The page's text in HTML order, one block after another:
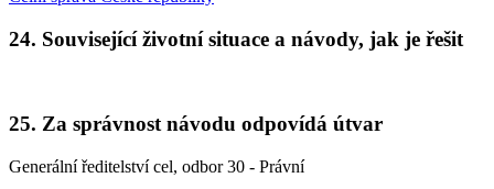
24. Související životní situace a návody, jak je řešit
25. Za správnost návodu odpovídá útvar
Generální ředitelství cel, odbor 30 - Právní